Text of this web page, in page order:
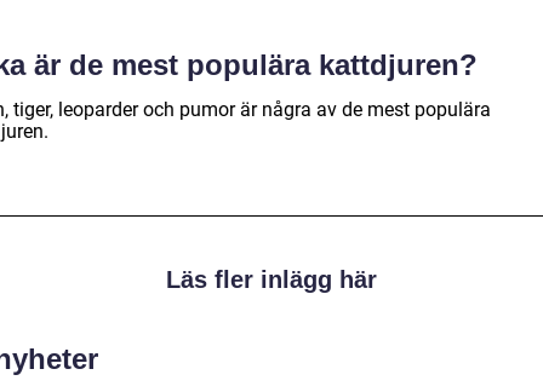
är de mest populära kattdjuren?
tiger, leoparder och pumor är några av de mest populära
Läs fler inlägg här